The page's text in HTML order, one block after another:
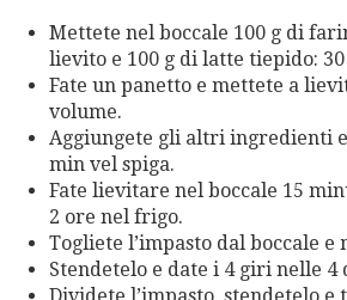
Mettete nel boccale 100 g di
lievito e 100 g di latte tiepido: 30
Fate un panetto e mettete a
volume.
Aggiungete gli altri ingredienti e
min vel spiga.
Fate lievitare nel boccale 15
2 ore nel frigo.
Togliete l’impasto dal boccale
Stendetelo e date i 4 giri nelle 4